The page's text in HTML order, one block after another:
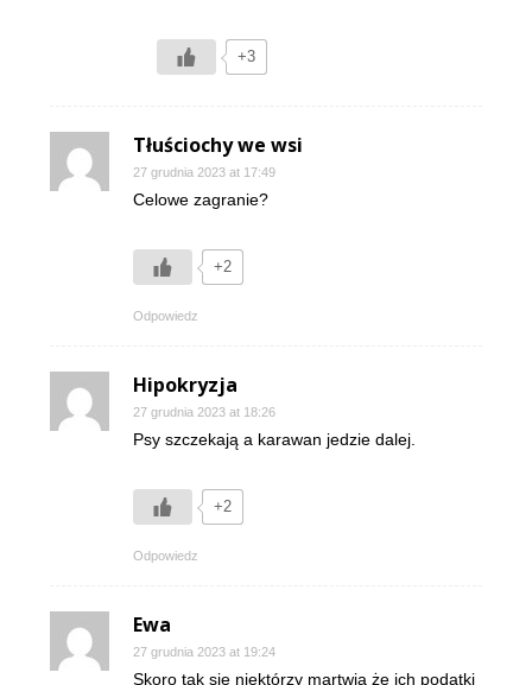
+3
Tłuściochy we wsi
27 grudnia 2023 at 17:49
Celowe zagranie?
+2
Odpowiedz
Hipokryzja
27 grudnia 2023 at 18:26
Psy szczekają a karawan jedzie dalej.
+2
Odpowiedz
Ewa
27 grudnia 2023 at 19:24
Skoro tak się niektórzy martwią że ich podatki